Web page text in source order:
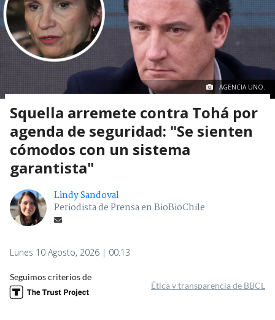
AGENCIA UNO.
Squella arremete contra Tohá por
agenda de seguridad: "Se sienten
cómodos con un sistema
garantista"
Lindy Sandoval
Periodista de Prensa en BioBioChile
Lunes 10 Agosto, 2026 | 00:13
Seguimos criterios de
Ética y transparencia de BBCL